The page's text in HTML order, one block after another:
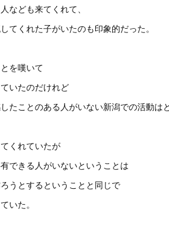
なども来てくれて、
てくれた子がいたのも印象的だった。
を嘆いて
いたのだけれど
たことのある人がいない新潟での活動は
くれていたが
できる人がいないということは
うとするということと同じで
いた。